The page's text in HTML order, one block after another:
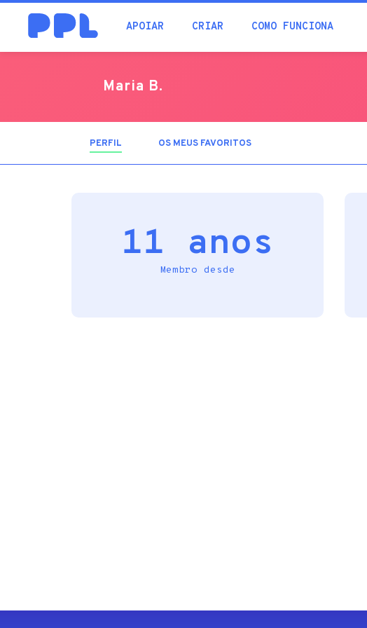
APOIAR CRIAR COMO FUNCIONA
procura
Maria B.
PERFIL (SEPARADOROS MEUS FAVORITOS
11 anos
Membro desde